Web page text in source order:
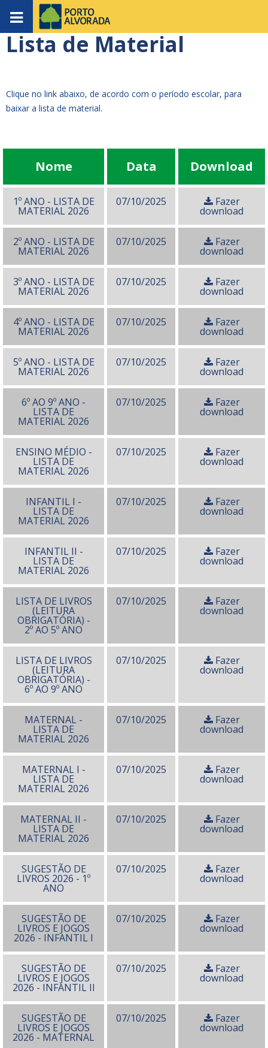
Lista de Material
Clique no link abaixo, de acordo com o período escolar, para
baixar a lista de material.
Nome Data Download
1º ANO - LISTA DE
MATERIAL 2026
07/10/2025 Fazer
download
2º ANO - LISTA DE
MATERIAL 2026
07/10/2025 Fazer
download
3º ANO - LISTA DE
MATERIAL 2026
07/10/2025 Fazer
download
4º ANO - LISTA DE
MATERIAL 2026
07/10/2025 Fazer
download
5º ANO - LISTA DE
MATERIAL 2026
07/10/2025 Fazer
download
6º AO 9º ANO -
LISTA DE
MATERIAL 2026
07/10/2025 Fazer
download
ENSINO MÉDIO -
LISTA DE
MATERIAL 2026
07/10/2025 Fazer
download
INFANTIL I -
LISTA DE
MATERIAL 2026
07/10/2025 Fazer
download
INFANTIL II -
LISTA DE
MATERIAL 2026
07/10/2025 Fazer
download
LISTA DE LIVROS
(LEITURA
OBRIGATÓRIA) -
2º AO 5º ANO
07/10/2025 Fazer
download
LISTA DE LIVROS
(LEITURA
OBRIGATÓRIA) -
6º AO 9º ANO
07/10/2025 Fazer
download
MATERNAL -
LISTA DE
MATERIAL 2026
07/10/2025 Fazer
download
MATERNAL I -
LISTA DE
MATERIAL 2026
07/10/2025 Fazer
download
MATERNAL II -
LISTA DE
MATERIAL 2026
07/10/2025 Fazer
download
SUGESTÃO DE
LIVROS 2026 - 1º
ANO
07/10/2025 Fazer
download
SUGESTÃO DE
LIVROS E JOGOS
2026 - INFANTIL I
07/10/2025 Fazer
download
SUGESTÃO DE
LIVROS E JOGOS
2026 - INFANTIL II
07/10/2025 Fazer
download
SUGESTÃO DE
LIVROS E JOGOS
2026 - MATERNAL
07/10/2025 Fazer
download